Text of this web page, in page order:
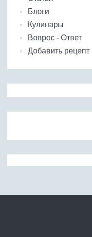
Блоги
Кулинары
Вопрос - Ответ
Добавить рецепт